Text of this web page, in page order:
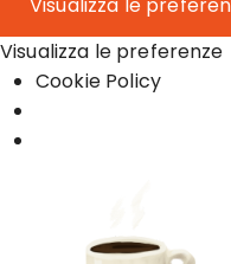
e
g
Visualizza le preferenze
Cookie Policy